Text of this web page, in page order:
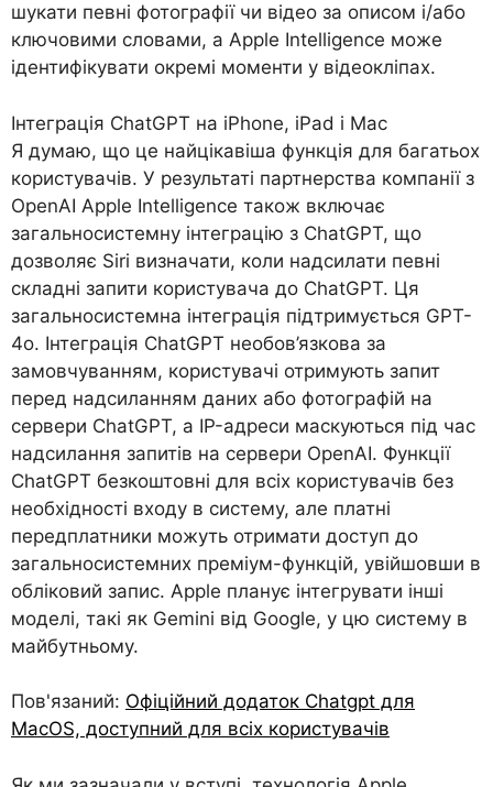
шукати певні фотографії чи відео за описом і/або
ключовими словами, а Apple Intelligence може
ідентифікувати окремі моменти у відеокліпах.
Інтеграція ChatGPT на iPhone, iPad і Mac
Я думаю, що це найцікавіша функція для багатьох
користувачів. У результаті партнерства компанії з
OpenAI Apple Intelligence також включає
загальносистемну інтеграцію з ChatGPT, що
дозволяє Siri визначати, коли надсилати певні
складні запити користувача до ChatGPT. Ця
загальносистемна інтеграція підтримується GPT-
4o. Інтеграція ChatGPT необов’язкова за
замовчуванням, користувачі отримують запит
перед надсиланням даних або фотографій на
сервери ChatGPT, а IP-адреси маскуються під час
надсилання запитів на сервери OpenAI. Функції
ChatGPT безкоштовні для всіх користувачів без
необхідності входу в систему, але платні
передплатники можуть отримати доступ до
загальносистемних преміум-функцій, увійшовши в
обліковий запис. Apple планує інтегрувати інші
моделі, такі як Gemini від Google, у цю систему в
майбутньому.
Пов'язаний: Офіційний додаток Chatgpt для
MacOS, доступний для всіх користувачів